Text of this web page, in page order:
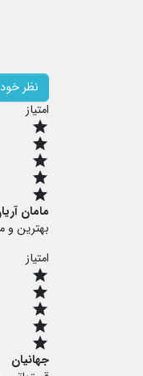
نظر
امتیاز
star
star
star
star
star
مامان
بهترین و
امتیاز
star
star
star
star
star
جهانیان